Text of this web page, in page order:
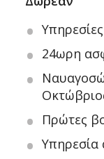
24ωρη
Πρώτες